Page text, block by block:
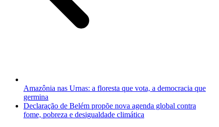
Amazônia nas Urnas: a floresta que vota, a democracia que
germina
Declaração de Belém propõe nova agenda global contra
fome, pobreza e desigualdade climática